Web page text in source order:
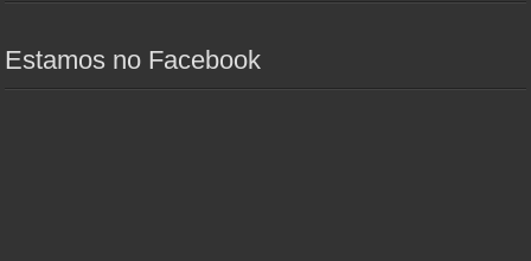
Estamos no Facebook